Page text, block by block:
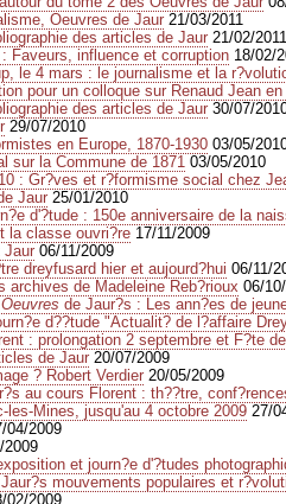
Oeuvres de Jaur 21/03/2011
des articles de Jaur 21/02/2011
Faveurs, influence et corruption 18/02/
le 4 mars : le journalisme et la
pour un colloque sur Renaud Jean en
des articles de Jaur 30/07/
29/07/2010
en Europe, 1870-1930 03/05/
sur la Commune de 1871 03/05/2010
: Gr?ves et r?formisme social chez
Jaur 25/01/2010
d'?tude : 150e anniversaire de la
la classe ouvri?re 17/11/2009
Jaur 06/11/2009
dreyfusard hier et aujourd?hui 06/11/
archives de Madeleine Reb?rioux 06/
Oeuvres de Jaur?s : Les ann?es de
d??tude "Actualit? de l?affaire
: prolongation 2 septembre et F?te
de Jaur 20/07/2009
? Robert Verdier 20/05/2009
au cours Florent : th??tre,
les-Mines, jusqu'au 4 octobre 2009 27/
04/2009
2009
et journ?e d'?tudes
mouvements populaires et
02/2009